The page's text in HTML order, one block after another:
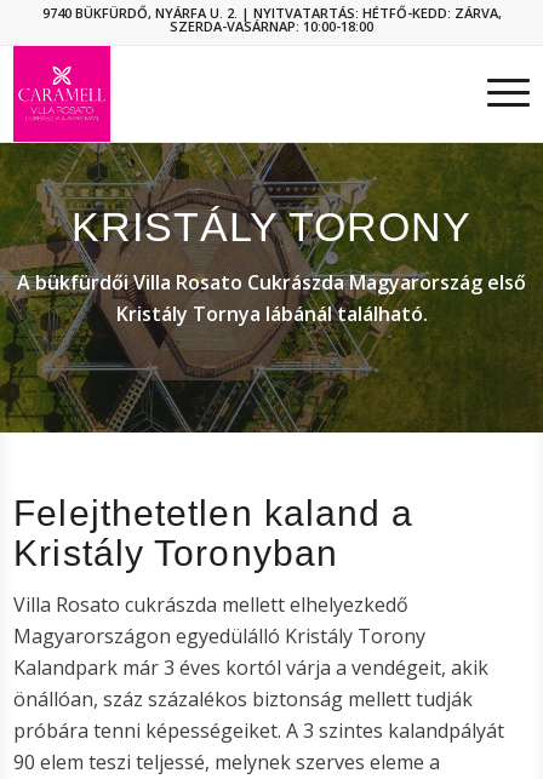
9740 BÜKFÜRDŐ, NYÁRFA U. 2. | NYITVATARTÁS: HÉTFŐ-KEDD: ZÁRVA,
SZERDA-VASÁRNAP: 10:00-18:00
KRISTÁLY TORONY
A bükfürdői Villa Rosato Cukrászda Magyarország első
Kristály Tornya lábánál található.
Felejthetetlen kaland a
Kristály Toronyban
Villa Rosato cukrászda mellett elhelyezkedő
Magyarországon egyedülálló Kristály Torony
Kalandpark már 3 éves kortól várja a vendégeit, akik
önállóan, száz százalékos biztonság mellett tudják
próbára tenni képességeiket. A 3 szintes kalandpályát
90 elem teszi teljessé, melynek szerves eleme a